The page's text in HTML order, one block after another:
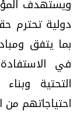
ويستهدف
دولية تحترم
بما يتفق
في
التحتية
احتياجاتهم